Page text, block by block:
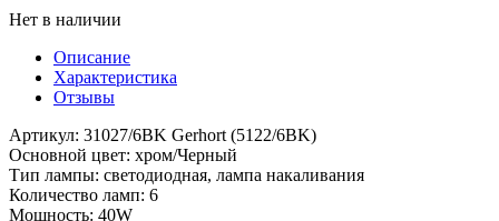
Нет в наличии
Описание
Характеристика
Отзывы
Артикул: 31027/6BK Gerhort (5122/6BK)
Основной цвет: хром/Черный
Тип лампы: светодиодная, лампа накаливания
Количество ламп: 6
Мощность: 40W